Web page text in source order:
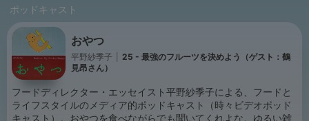
ポッドキャスト
おやつ
平野紗季子
25 - 最強のフルーツを決めよう（ゲスト：鶴
見昂さん）
フードディレクター・エッセイスト平野紗季子による、フードと
ライフスタイルのメディア的ポッドキャスト（時々ビデオポッド
キャスト）。おやつを食べながらでも聞いてくれよな。ゆるい雑